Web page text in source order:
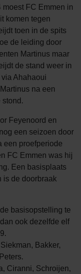
moest FC Emmen in
komen tegen
toen in de spits
de leiding door
Martinus maar
de stand weer in
Ahahaoui
na een
stond.
Feyenoord en
een seizoen door
een proefperiode
FC Emmen was hij
Een basisplaats
is de doorbraak
basisopstelling te
ook dezelfde elf
Bakker,
Ciranni, Schroijen,